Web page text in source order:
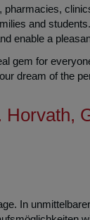
work, university,
and
enable a
gem for
dream of the